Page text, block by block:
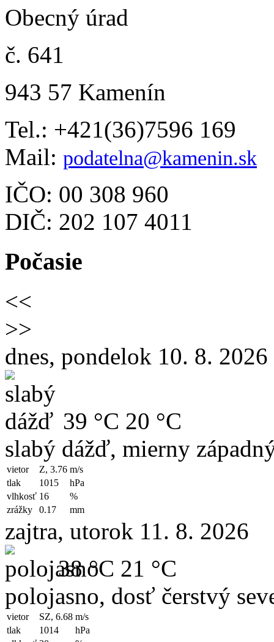
Obecný úrad
č. 641
943 57 Kamenín
Tel.: +421(36)7596 169
Mail: podatelna@kamenin.sk
IČO: 00 308 960
DIČ: 202 107 4011
Počasie
<<
>>
dnes, pondelok 10. 8. 2026
39 °C 20 °C
slabý dážď, mierny
vietor Z, 3.76 m/s
tlak
1015
hPa
vlhkosť 16
%
zrážky
0.17 mm
zajtra, utorok 11. 8. 2026
38 °C 21 °C
polojasno, dosť čerstvý
vietor SZ, 6.68 m/s
tlak
1014
hPa